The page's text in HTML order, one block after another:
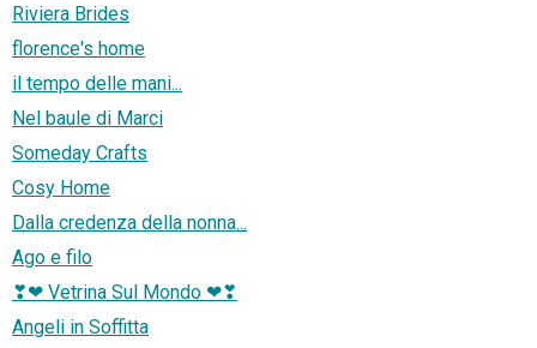
Riviera Brides
florence's home
il tempo delle mani...
Nel baule di Marci
Someday Crafts
Cosy Home
Dalla credenza della nonna...
Ago e filo
❣❤ Vetrina Sul Mondo ❤❣
Angeli in Soffitta